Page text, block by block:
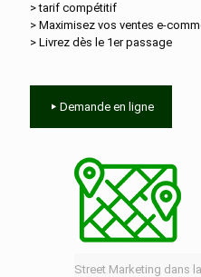
> tarif compétitif
> Maximisez vos ventes
> Livrez dès le 1er passage
Demande en ligne
Street Marketing dans